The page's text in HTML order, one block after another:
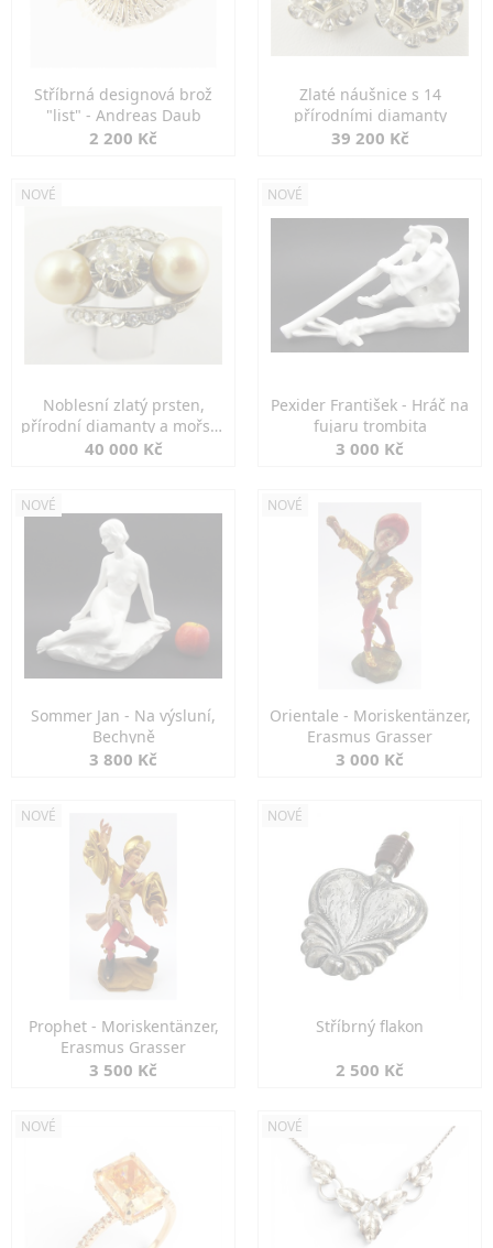
Stříbrná designová brož
"list" - Andreas Daub
2 200 Kč
Zlaté náušnice s 14
přírodními diamanty
39 200 Kč
NOVÉ
Noblesní zlatý prsten,
přírodní diamanty a mořské
perly
40 000 Kč
NOVÉ
Pexider František - Hráč na
fujaru trombita
3 000 Kč
NOVÉ
Sommer Jan - Na výsluní,
Bechyně
3 800 Kč
NOVÉ
Orientale - Moriskentänzer,
Erasmus Grasser
3 000 Kč
NOVÉ
Prophet - Moriskentänzer,
Erasmus Grasser
3 500 Kč
NOVÉ
Stříbrný flakon
2 500 Kč
NOVÉ NOVÉ